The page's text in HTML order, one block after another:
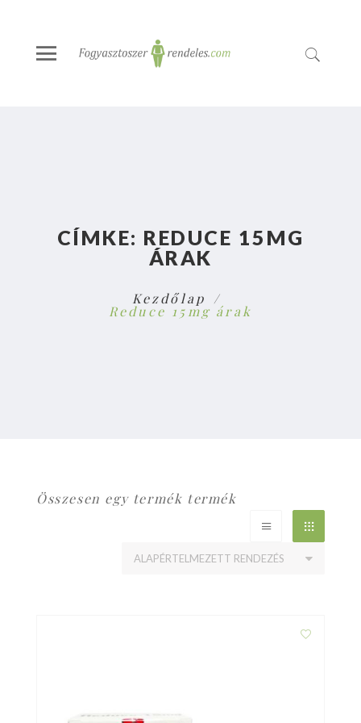
CÍMKE: REDUCE 15MG
ÁRAK
Kezdőlap
Reduce 15mg árak
Összesen egy termék termék